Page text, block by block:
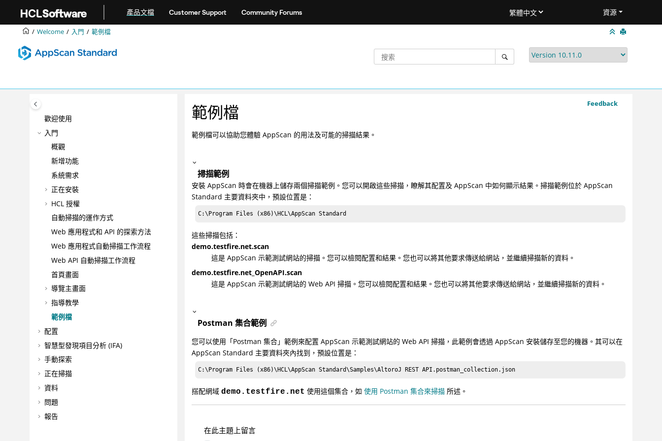
產品文檔 Customer Support Community Forums 資源
Welcome 入門 範例檔
歡迎使用
入門
概觀
新增功能
系統需求
正在安裝
HCL 授權
自動掃描的運作方式
Web 應用程式和 API 的探索方法
Web 應用程式自動掃描工作流程
Web API 自動掃描工作流程
首頁畫面
導覽主畫面
指導教學
範例檔
配置
智慧型發現項目分析 (IFA)
手動探索
正在掃描
資料
問題
報告
Feedback
範例檔
範例檔可以協助您體驗 AppScan 的用法及可能的掃描結果。
掃描範例
安裝 AppScan 時會在機器上儲存兩個掃描範例。您可以開啟這些掃描，瞭解其配置及 AppScan 中如何顯示結果。掃描範例位於 AppScan
Standard 主要資料夾中，預設位置是：
C:\Program Files (x86)\ HCL\AppScan Standard
這些掃描包括：
demo.testfire.net.scan
這是 AppScan 示範測試網站的掃描。您可以檢閱配置和結果。您也可以將其他要求傳送給網站，並繼續掃描新的資料。
demo.testfire.net_OpenAPI.scan
這是 AppScan 示範測試網站的 Web API 掃描。您可以檢閱配置和結果。您也可以將其他要求傳送給網站，並繼續掃描新的資料。
Postman 集合範例
您可以使用「Postman 集合」範例來配置 AppScan 示範測試網站的 Web API 掃描，此範例會透過 AppScan 安裝儲存至您的機器。其可以在
AppScan Standard 主要資料夾內找到，預設位置是：
C:\Program Files (x86)\ HCL\AppScan Standard\Samples\AltoroJ REST API.postman_collection.json
搭配網域demo.testfire.net 使用這個集合，如使用 Postman 集合來掃描 所述。
在此主題上留言